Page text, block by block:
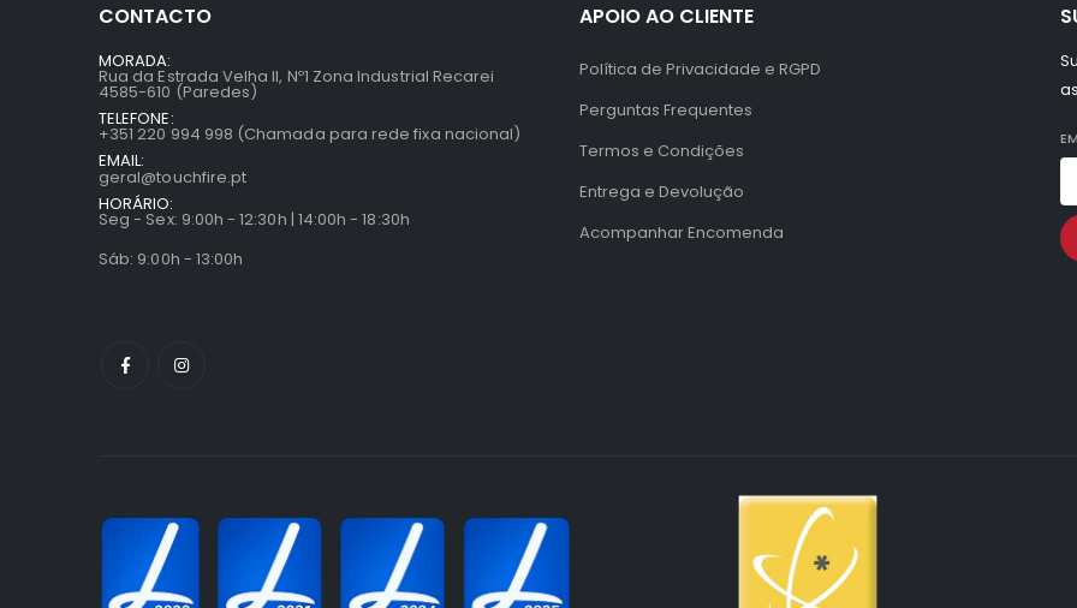
CONTACTO
MORADA:
Rua da Estrada Velha II, Nº1 Zona Industrial Recarei
4585-610 (Paredes)
TELEFONE:
+351 220 994 998 (Chamada para rede fixa nacional)
EMAIL:
geral@touchfire.pt
HORÁRIO:
Seg - Sex: 9:00h - 12:30h | 14:00h - 18:30h
Sáb: 9:00h - 13:00h
APOIO AO CLIENTE
Política de Privacidade e RGPD
Perguntas Frequentes
Termos e Condições
Entrega e Devolução
Acompanhar Encomenda